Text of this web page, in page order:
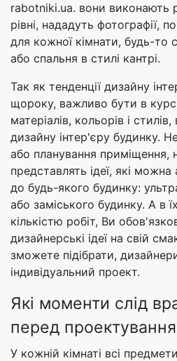
rabotniki.ua. вони виконають
рівні, нададуть фотографії,
для кожної кімнати, будь-то
або спальня в стилі кантрі.
Так як тенденції дизайну
щороку, важливо бути в
матеріалів, кольорів і
дизайну інтер'єру будинку.
або планування приміщення,
представлять ідеї, які
до будь-якого будинку:
або заміського будинку. А в
кількістю робіт, Ви
дизайнерські ідеї на свій
зможете підібрати,
індивідуальний проект.
Які моменти слід
перед
У кожній кімнаті всі